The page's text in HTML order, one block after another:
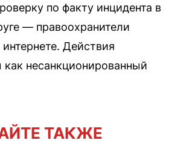
по факту инцидента в
— правоохранители
Действия
несанкционированный
ТАКЖЕ